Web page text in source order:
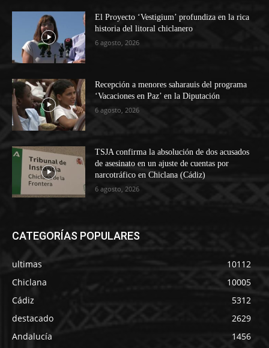
El Proyecto ‘Vestigium’ profundiza en la rica
historia del litoral chiclanero
6 agosto, 2026
Recepción a menores saharauis del programa
‘Vacaciones en Paz’ en la Diputación
6 agosto, 2026
TSJA confirma la absolución de dos acusados
de asesinato en un ajuste de cuentas por
narcotráfico en Chiclana (Cádiz)
6 agosto, 2026
CATEGORÍAS POPULARES
ultimas
10112
Chiclana
10005
Cádiz
5312
destacado
2629
Andalucía
1456